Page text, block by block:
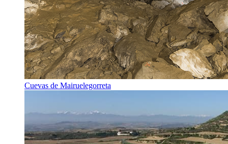
Cuevas de Mairuelegorreta